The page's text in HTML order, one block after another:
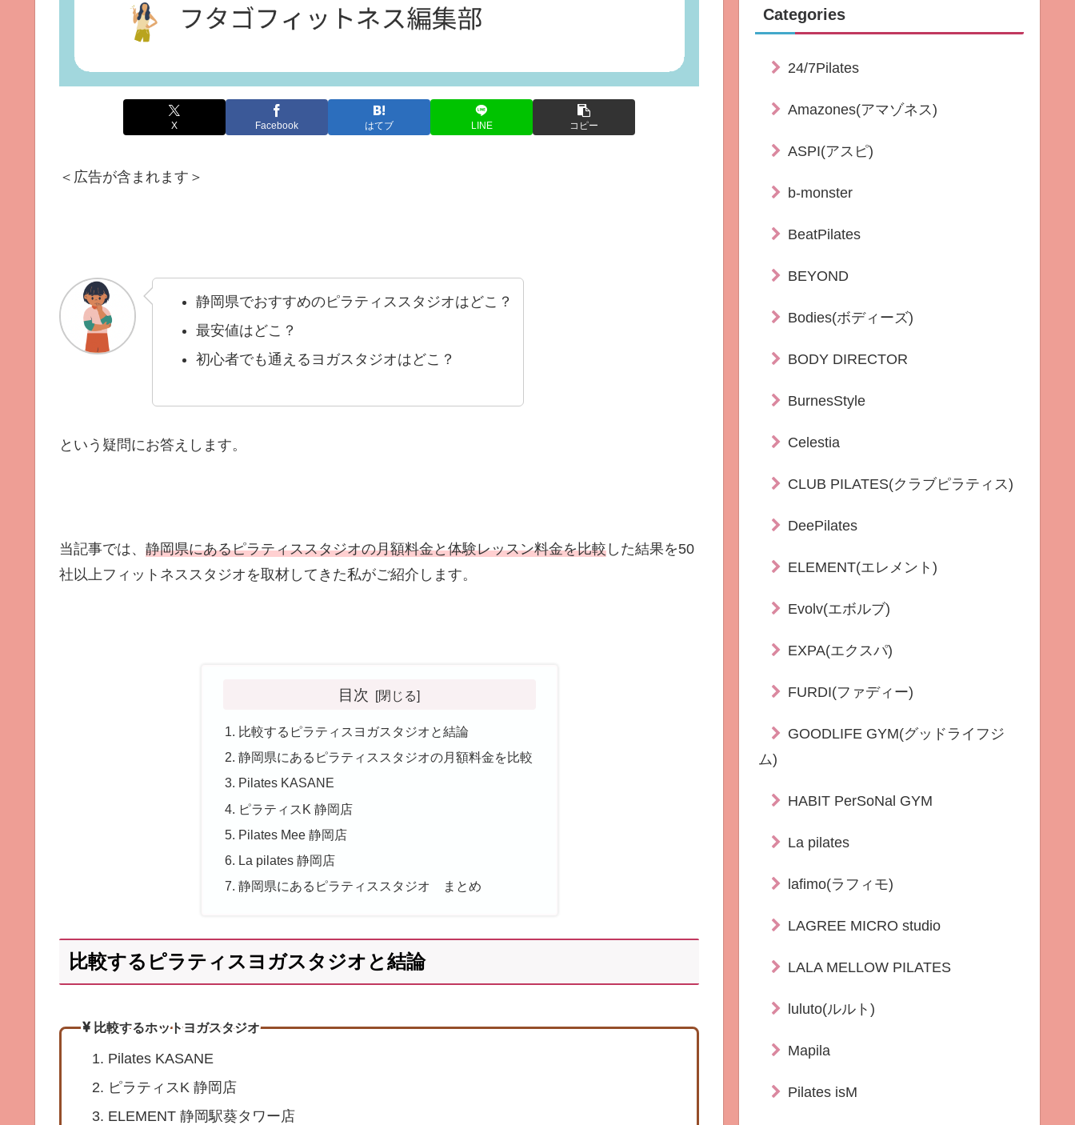
X Facebook はてブ LINE コピー
＜広告が含まれます＞
静岡県でおすすめのピラティススタジオはどこ？
最安値はどこ？
初心者でも通えるヨガスタジオはどこ？
という疑問にお答えします。
当記事では、 静岡県にあるピラティススタジオの月額料金と体験レッスン料金を比較 した結果を50
社以上フィットネススタジオを取材してきた私がご紹介します。
目次
比較するピラティスヨガスタジオと結論
静岡県にあるピラティススタジオの月額料金を比較
Pilates KASANE
ピラティスK 静岡店
Pilates Mee 静岡店
La pilates 静岡店
静岡県にあるピラティススタジオ まとめ
比較するピラティスヨガスタジオと結論
比較するホットヨガスタジオ
Pilates KASANE
ピラティスK 静岡店
ELEMENT 静岡駅葵タワー店
Categories
24/7Pilates
Amazones(アマゾネス)
ASPI(アスピ)
b-monster
BeatPilates
BEYOND
Bodies(ボディーズ)
BODY DIRECTOR
BurnesStyle
Celestia
CLUB PILATES(クラブピラティス)
DeePilates
ELEMENT(エレメント)
Evolv(エボルブ)
EXPA(エクスパ)
FURDI(ファディー)
GOODLIFE GYM(グッドライフジ
ム)
HABIT PerSoNal GYM
La pilates
lafimo(ラフィモ)
LAGREE MICRO studio
LALA MELLOW PILATES
luluto(ルルト)
Mapila
Pilates isM